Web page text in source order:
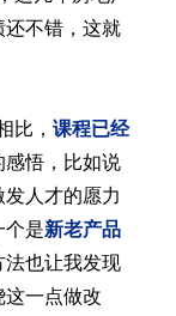
不错，这就
比， 课程已经
悟，比如说
发人才的愿力
个是新老产品
也让我发现
一点做改